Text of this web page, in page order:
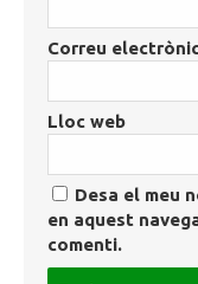
Correu
Lloc web
Desa el meu
en aquest
comenti.